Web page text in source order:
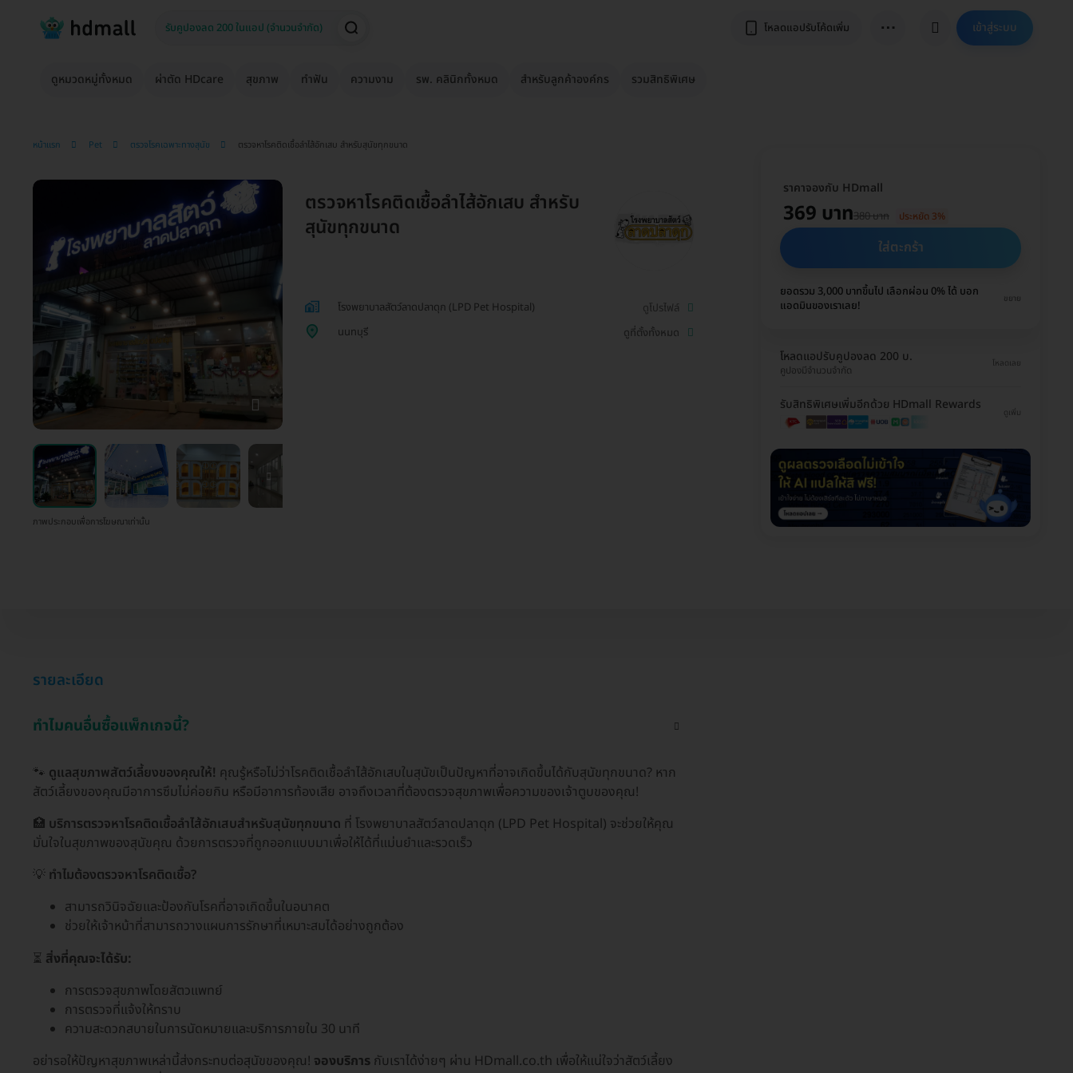
โหลดแอปรับโค้ดเพิ่ม ⋯ เข้าสู่ระบบ
ดูหมวดหมู่ทั้งหมด ผ่าตัด HDcare สุขภาพ ทำฟัน ความงาม รพ. คลินิกทั้งหมด สำหรับลูกค้าองค์กร รวมสิทธิพิเศษ
หน้าแรก Pet ตรวจโรคเฉพาะทางสุนัข ตรวจหาโรคติดเชื้อลำไส้อักเสบ สำหรับสุนัขทุกขนาด
ภาพประกอบเพื่อการโฆษณาเท่านั้น
ตรวจหาโรคติดเชื้อลำไส้อักเสบ สำหรับ
สุนัขทุกขนาด
โรงพยาบาลสัตว์ลาดปลาดุก (LPD Pet Hospital)
ดูโปรไฟล์
นนทบุรี
ดูที่ตั้งทั้งหมด
ราคาจองกับ HDmall
369 บาท380 บาท ประหยัด 3%
ใส่ตะกร้า
ยอดรวม 3,000 บาทขึ้นไป เลือกผ่อน 0% ได้ บอก
แอดมินของเราเลย!
ขยาย
โหลดแอปรับคูปองลด 200 บ.
คูปองมีจำนวนจำกัด
โหลดเลย
รับสิทธิพิเศษเพิ่มอีกด้วย HDmall Rewards
ดูเพิ่ม
รายละเอียด
ทำไมคนอื่นซื้อแพ็กเกจนี้?
🐾 ดูแลสุขภาพสัตว์เลี้ยงของคุณให้! คุณรู้หรือไม่ว่าโรคติดเชื้อลำไส้อักเสบในสุนัขเป็นปัญหาที่อาจเกิดขึ้นได้กับสุนัขทุกขนาด? หาก
สัตว์เลี้ยงของคุณมีอาการซึมไม่ค่อยกิน หรือมีอาการท้องเสีย อาจถึงเวลาที่ต้องตรวจสุขภาพเพื่อความของเจ้าตูบของคุณ!
🏥 บริการตรวจหาโรคติดเชื้อลำไส้อักเสบสำหรับสุนัขทุกขนาด ที่ โรงพยาบาลสัตว์ลาดปลาดุก (LPD Pet Hospital) จะช่วยให้คุณ
มั่นใจในสุขภาพของสุนัขคุณ ด้วยการตรวจที่ถูกออกแบบมาเพื่อให้ได้ที่แม่นยำและรวดเร็ว
💡 ทำไมต้องตรวจหาโรคติดเชื้อ?
สามารถวินิจฉัยและป้องกันโรคที่อาจเกิดขึ้นในอนาคต
ช่วยให้เจ้าหน้าที่สามารถวางแผนการรักษาที่เหมาะสมได้อย่างถูกต้อง
⏳ สิ่งที่คุณจะได้รับ:
การตรวจสุขภาพโดยสัตวแพทย์
การตรวจที่แจ้งให้ทราบ
ความสะดวกสบายในการนัดหมายและบริการภายใน 30 นาที
อย่ารอให้ปัญหาสุขภาพเหล่านี้ส่งกระทบต่อสุนัขของคุณ! จองบริการ กับเราได้ง่ายๆ ผ่าน HDmall.co.th เพื่อให้แน่ใจว่าสัตว์เลี้ยง